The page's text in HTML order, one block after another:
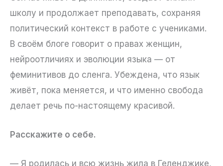
школу и продолжает преподавать, сохраняя
политический контекст в работе с учениками.
В своём блоге говорит о правах женщин,
нейроотличиях и эволюции языка — от
феминитивов до сленга. Убеждена, что язык
живёт, пока меняется, и что именно свобода
делает речь по-настоящему красивой.
Расскажите о себе.
— Я родилась и всю жизнь жила в Геленджике,